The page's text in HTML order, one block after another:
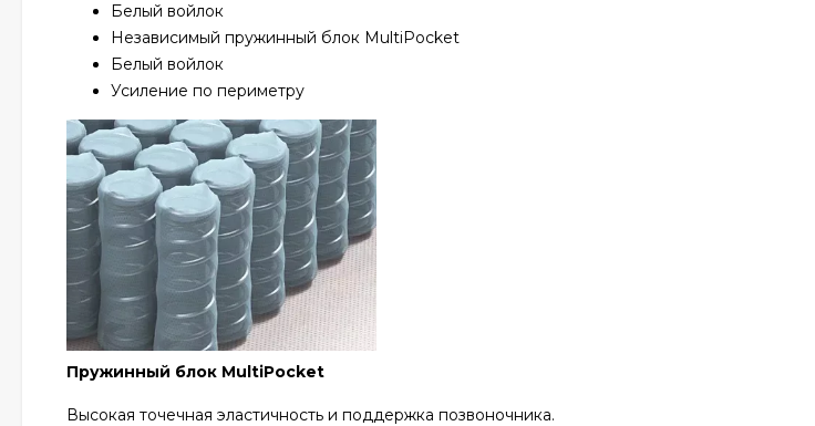
Белый войлок
Независимый пружинный блок MultiPocket
Белый войлок
Усиление по периметру
Пружинный блок MultiPocket
Высокая точечная эластичность и поддержка позвоночника.